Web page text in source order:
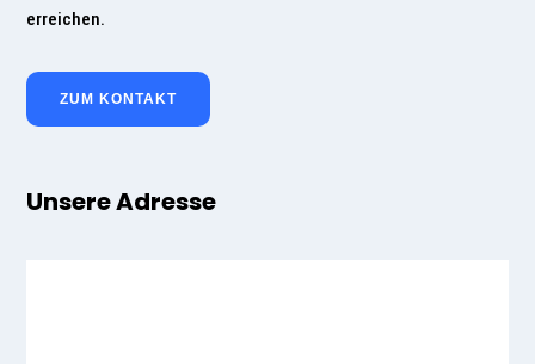
erreichen.
ZUM KONTAKT
Unsere Adresse